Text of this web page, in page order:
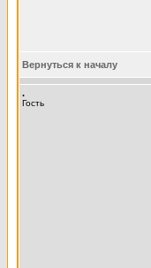
Вернуться к началу
.
Гость